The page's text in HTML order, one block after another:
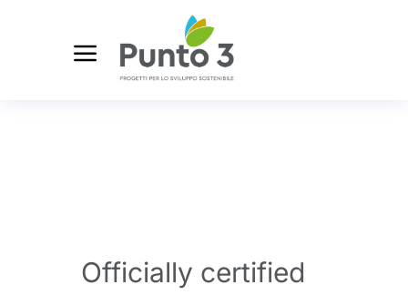
Officially certified